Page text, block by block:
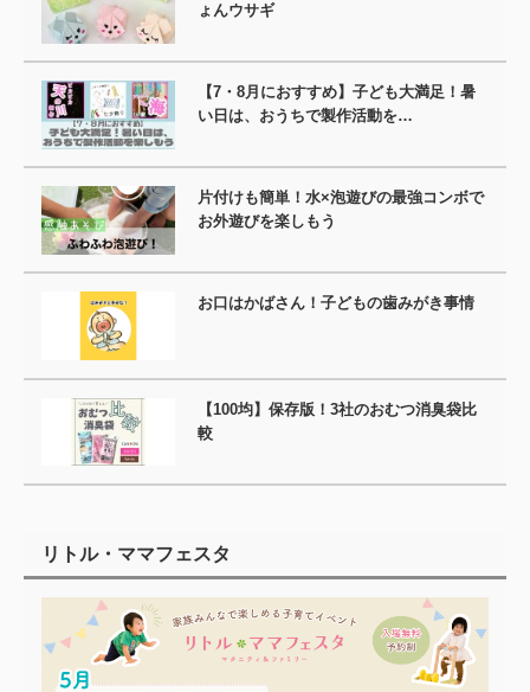
ょんウサギ
【7・8月におすすめ】子ども大満足！暑
い日は、おうちで製作活動を…
片付けも簡単！水×泡遊びの最強コンボで
お外遊びを楽しもう
お口はかばさん！子どもの歯みがき事情
【100均】保存版！3社のおむつ消臭袋比
較
リトル・ママフェスタ